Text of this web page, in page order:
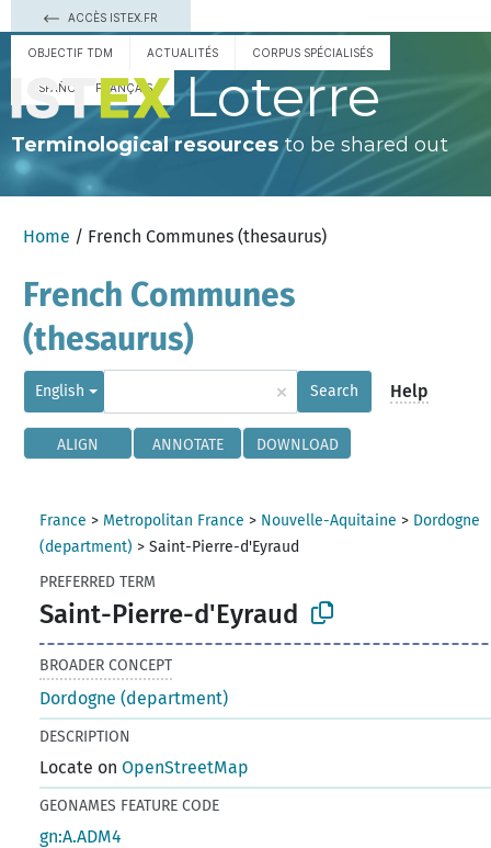
ACCÈS ISTEX.FR
OBJECTIF TDM ACTUALITÉS CORPUS SPÉCIALISÉS
ESPAÑOL FRANÇAIS Loterre
Terminological resourcesto be shared out
Home / French Communes (thesaurus)
French Communes
(thesaurus)
English × Search Help
ALIGN ANNOTATE DOWNLOAD
France > Metropolitan France > Nouvelle-Aquitaine > Dordogne
(department) >Saint-Pierre-d'Eyraud
PREFERRED TERM
Saint-Pierre-d'Eyraud
BROADER CONCEPT
Dordogne (department)
DESCRIPTION
Locate onOpenStreetMap
GEONAMES FEATURE CODE
gn:A.ADM4